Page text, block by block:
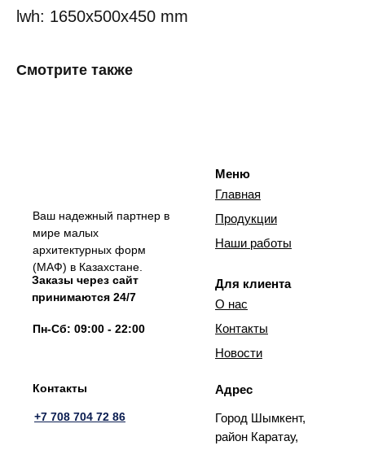
lwh: 1650x500x450 mm
Смотрите также
Меню
Ваш надежный партнер в
мире малых
архитектурных форм
(МАФ) в Казахстане.
Главная
Продукции
Наши работы
Для клиента
О нас
Контакты
Новости
Контакты
+7 708 704 72 86
Заказы через сайт
принимаются 24/7
Пн-Сб: 09:00 - 22:00
Адрес
Город Шымкент,
район Каратау,